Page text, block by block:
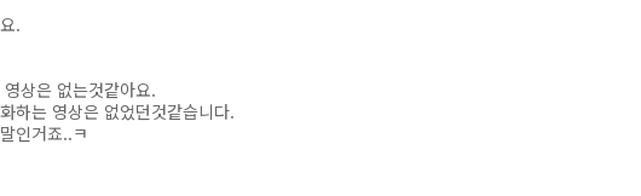
.
상은 없는것같아요.
하는 영상은 없었던것같습니다.
인거죠..ㅋ